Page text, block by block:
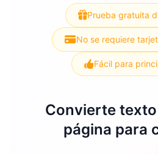
Prueba gratuita
No se requiere
Fácil para
Convierte
página para